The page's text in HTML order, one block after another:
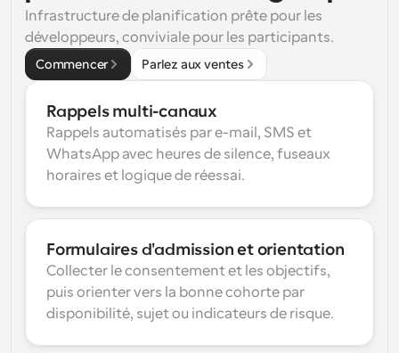
Infrastructure de planification prête pour les
développeurs, conviviale pour les participants.
Commencer Parlez aux ventes
Rappels multi-canaux
Rappels automatisés par e-mail, SMS et
WhatsApp avec heures de silence, fuseaux
horaires et logique de réessai.
Formulaires d'admission et orientation
Collecter le consentement et les objectifs,
puis orienter vers la bonne cohorte par
disponibilité, sujet ou indicateurs de risque.